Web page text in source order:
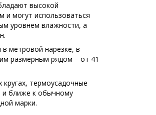
высокой
и могут использоваться
уровнем влажности, а
метровой нарезке, в
размерным рядом – от 41
термоусадочные
и ближе к обычному
марки.